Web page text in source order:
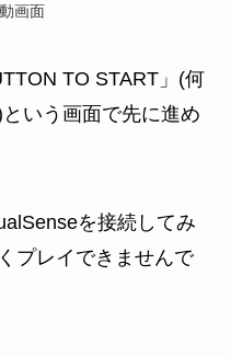
画面
TO START」(何
いう画面で先に進め
を接続してみ
プレイできませんで